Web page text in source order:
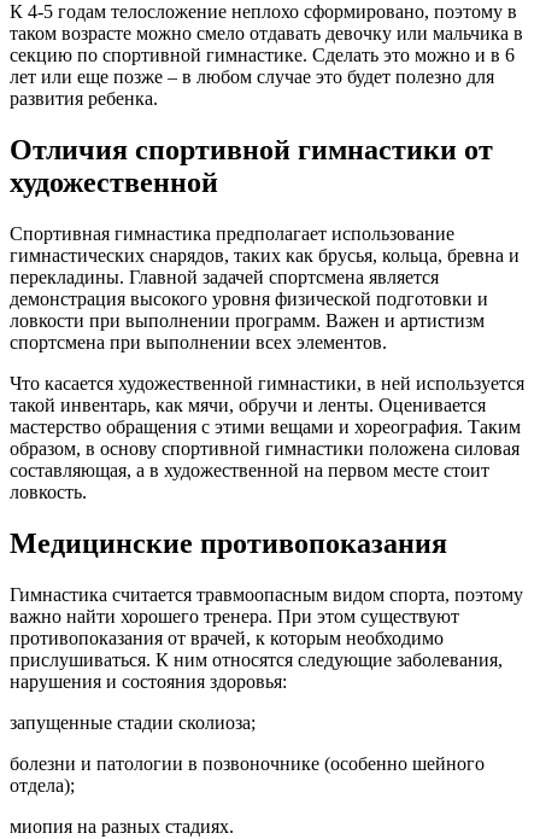
К 4-5 годам телосложение неплохо сформировано, поэтому в
таком возрасте можно смело отдавать девочку или мальчика в
секцию по спортивной гимнастике. Сделать это можно и в 6
лет или еще позже – в любом случае это будет полезно для
развития ребенка.
Отличия спортивной гимнастики от
художественной
Спортивная гимнастика предполагает использование
гимнастических снарядов, таких как брусья, кольца, бревна и
перекладины. Главной задачей спортсмена является
демонстрация высокого уровня физической подготовки и
ловкости при выполнении программ. Важен и артистизм
спортсмена при выполнении всех элементов.
Что касается художественной гимнастики, в ней используется
такой инвентарь, как мячи, обручи и ленты. Оценивается
мастерство обращения с этими вещами и хореография. Таким
образом, в основу спортивной гимнастики положена силовая
составляющая, а в художественной на первом месте стоит
ловкость.
Медицинские противопоказания
Гимнастика считается травмоопасным видом спорта, поэтому
важно найти хорошего тренера. При этом существуют
противопоказания от врачей, к которым необходимо
прислушиваться. К ним относятся следующие заболевания,
нарушения и состояния здоровья:
запущенные стадии сколиоза;
болезни и патологии в позвоночнике (особенно шейного
отдела);
миопия на разных стадиях.